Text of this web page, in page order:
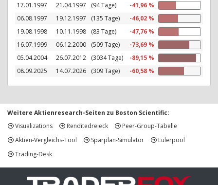
17.01.1997
21.04.1997 (94 Tage)
-41,96 %
06.08.1997
19.12.1997 (135 Tage)
-46,02 %
19.08.1998
10.11.1998 (83 Tage)
-47,76 %
16.07.1999
06.12.2000 (509 Tage)
-73,69 %
05.04.2004
26.07.2012 (3034 Tage)
-89,15 %
08.09.2025
14.07.2026 (309 Tage) -60,58 %
Weitere Aktienresearch-Seiten zu Boston Scientific:
Visualizations
Renditedreieck
Peer-Group-Tabelle
Aktien-Vergleichs-Tool
Sparplan-Simulator
Eulerpool
Trading-Desk